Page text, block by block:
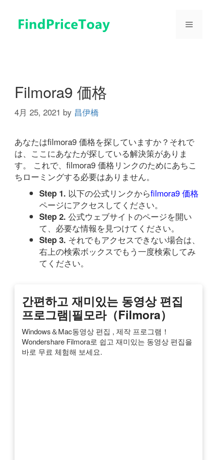
メ
Filmora9 価格
4月 25, 2021 by 昌伊橋
あなたはfilmora9 価格を探していますか？それで
は、ここにあなたが探している解決策がありま
す。 これで、filmora9 価格リンクのためにあちこ
ちローミングする必要はありません。
Step 1. 以下の公式リンクからfilmora9 価格
ページにアクセスしてください。
Step 2. 公式ウェブサイトのページを開い
て、必要な情報を見つけてください。
Step 3. それでもアクセスできない場合は、
右上の検索ボックスでもう一度検索してみ
てください。
간편하고 재미있는 동영상 편집
프로그램|필모라（Filmora）
Windows＆Mac동영상 편집 , 제작 프로그램！
Wondershare Filmora로 쉽고 재미있는 동영상 편집을
바로 무료 체험해 보세요.